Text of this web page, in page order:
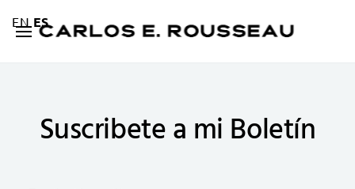
Suscribete a mi Boletín
EN ES